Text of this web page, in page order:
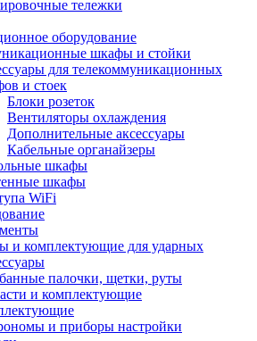
тележки
оборудование
шкафы и стойки
для телекоммуникационных
и стоек
Блоки розеток
Вентиляторы охлаждения
Дополнительные аксессуары
Кабельные органайзеры
шкафы
шкафы
WiFi
и комплектующие для ударных
палочки, щетки, руты
и комплектующие
и приборы настройки